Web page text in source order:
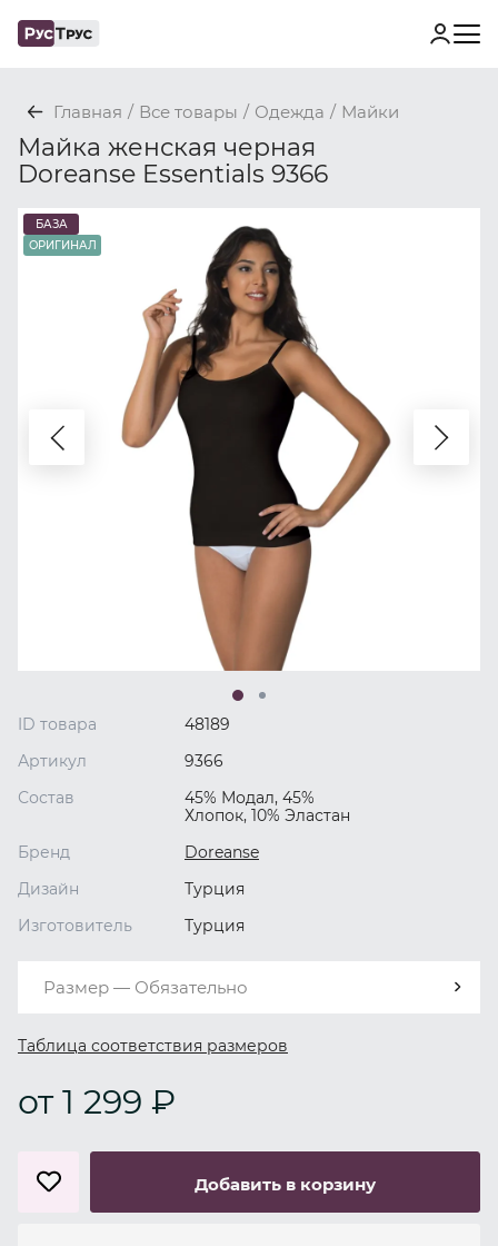
Главная / Все товары / Одежда / Майки
Майка женская черная
Doreanse Essentials 9366
БАЗА
ОРИГИНАЛ
ID товара
48189
Артикул
9366
Состав
45% Модал, 45%
Хлопок, 10% Эластан
Бренд
Doreanse
Дизайн
Турция
Изготовитель
Турция
Размер — Обязательно
Таблица соответствия размеров
от 1 299 ₽
Добавить в корзину